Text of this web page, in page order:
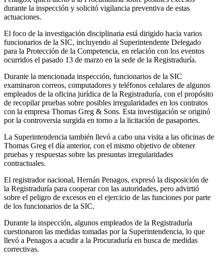
durante la inspección y solicitó vigilancia preventiva de estas
actuaciones.
El foco de la investigación disciplinaria está dirigido hacia varios
funcionarios de la SIC, incluyendo al Superintendente Delegado
para la Protección de la Competencia, en relación con los eventos
ocurridos el pasado 13 de marzo en la sede de la Registraduría.
Durante la mencionada inspección, funcionarios de la SIC
examinaron correos, computadores y teléfonos celulares de algunos
empleados de la oficina jurídica de la Registraduría, con el propósito
de recopilar pruebas sobre posibles irregularidades en los contratos
con la empresa Thomas Greg & Sons. Esta investigación se originó
por la controversia surgida en torno a la licitación de pasaportes.
La Superintendencia también llevó a cabo una visita a las oficinas de
Thomas Greg el día anterior, con el mismo objetivo de obtener
pruebas y respuestas sobre las presuntas irregularidades
contractuales.
El registrador nacional, Hernán Penagos, expresó la disposición de
la Registraduría para cooperar con las autoridades, pero advirtió
sobre el peligro de excesos en el ejercicio de las funciones por parte
de los funcionarios de la SIC.
Durante la inspección, algunos empleados de la Registraduría
cuestionaron las medidas tomadas por la Superintendencia, lo que
llevó a Penagos a acudir a la Procuraduría en busca de medidas
correctivas.